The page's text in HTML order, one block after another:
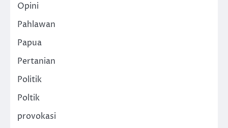
Opini
Pahlawan
Papua
Pertanian
Politik
Poltik
provokasi